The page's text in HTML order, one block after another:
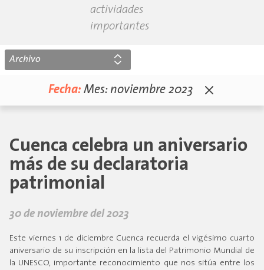
actividades
importantes
Fecha: Mes: noviembre 2023
Cuenca celebra un aniversario
más de su declaratoria
patrimonial
30 de noviembre del 2023
Este viernes 1 de diciembre Cuenca recuerda el vigésimo cuarto
aniversario de su inscripción en la lista del Patrimonio Mundial de
la UNESCO, importante reconocimiento que nos sitúa entre los
Archivo